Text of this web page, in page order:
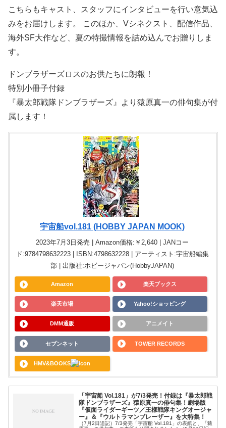
こちらもキャスト、スタッフにインタビューを行い意気込
みをお届けします。 このほか、Vシネクスト、配信作品、
海外SF大作など、夏の特撮情報を詰め込んでお贈りしま
す。
ドンブラザーズロスのお供たちに朗報！
特別小冊子付録
『暴太郎戦隊ドンブラザーズ』より猿原真一の俳句集が付
属します！
宇宙船vol.181 (HOBBY JAPAN MOOK)
2023年7月3日発売 | Amazon価格:￥2,640 | JANコー
ド:9784798632223 | ISBN:4798632228 | アーティスト:宇宙船編集
部 | 出版社:ホビージャパン(HobbyJAPAN)
Amazon 楽天ブックス
楽天市場 Yahoo!ショッピング
DMM通販 アニメイト
セブンネット TOWER RECORDS
HMV&BOOKS
「宇宙船 Vol.181」が7/3発売！付録は『暴太郎戦
隊ドンブラザーズ』猿原真一の俳句集！劇場版
『仮面ライダーギーツ／王様戦隊キングオージャ
ー』＆『ウルトラマンブレーザー』を大特集！
（7月2日追記）7/3発売「宇宙船 Vol.181」の表紙と、「猿